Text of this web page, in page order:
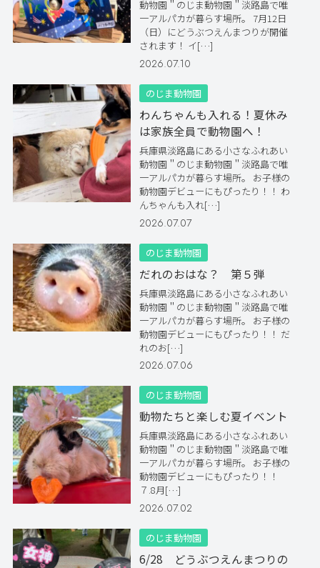
動物園＂のじま動物園＂淡路島で唯
一アルパカが暮らす場所。 7月12日
（日）にどうぶつえんまつりが開催
されます！ イ[…]
2026.07.10
のじま動物園
わんちゃんも入れる！夏休み
は家族全員で動物園へ！
兵庫県淡路島にある小さなふれあい
動物園＂のじま動物園＂淡路島で唯
一アルパカが暮らす場所。 お子様の
動物園デビューにもぴったり！！ わ
んちゃんも入れ[…]
2026.07.07
のじま動物園
だれのおはな？ 第５弾
兵庫県淡路島にある小さなふれあい
動物園＂のじま動物園＂淡路島で唯
一アルパカが暮らす場所。 お子様の
動物園デビューにもぴったり！！ だ
れのお[…]
2026.07.06
のじま動物園
動物たちと楽しむ夏イベント
兵庫県淡路島にある小さなふれあい
動物園＂のじま動物園＂淡路島で唯
一アルパカが暮らす場所。 お子様の
動物園デビューにもぴったり！！
７.8月[…]
2026.07.02
のじま動物園
6/28 どうぶつえんまつりの